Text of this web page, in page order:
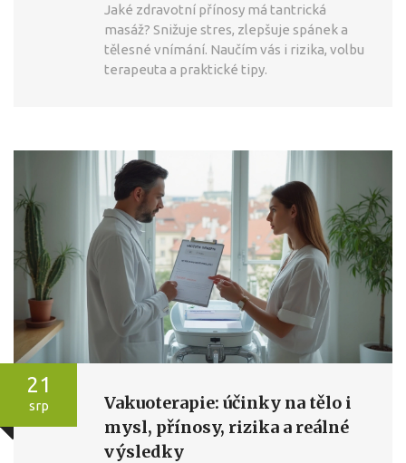
Jaké zdravotní přínosy má tantrická
masáž? Snižuje stres, zlepšuje spánek a
tělesné vnímání. Naučím vás i rizika, volbu
terapeuta a praktické tipy.
21
srp
Vakuoterapie: účinky na tělo i
mysl, přínosy, rizika a reálné
výsledky